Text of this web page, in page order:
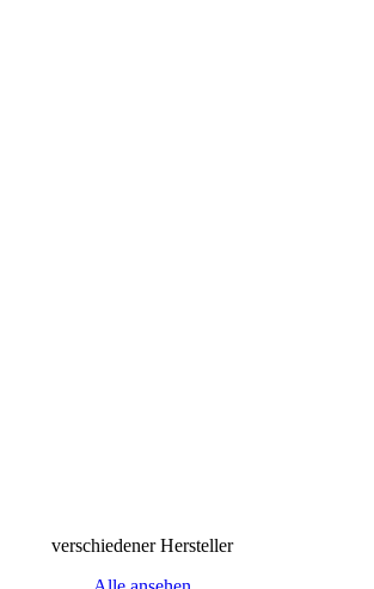
verschiedener Hersteller